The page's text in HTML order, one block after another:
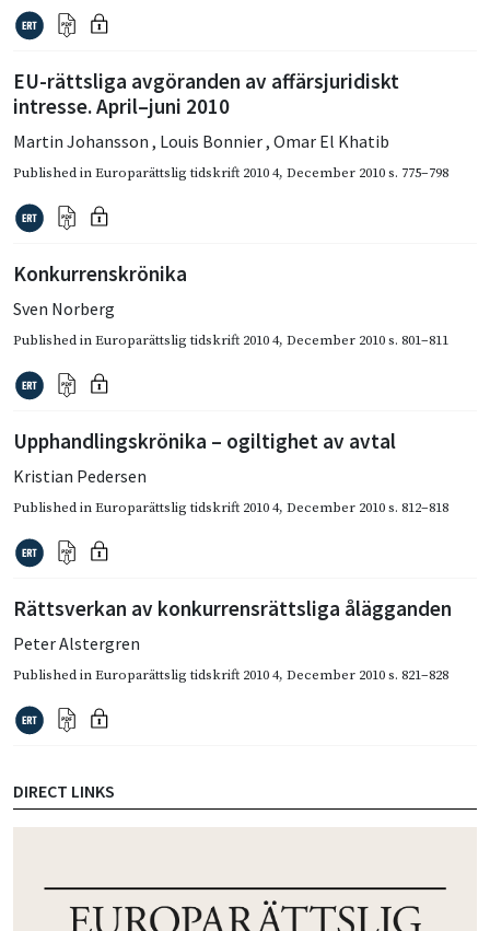
EU-rättsliga avgöranden av affärsjuridiskt
intresse. April–juni 2010
Martin Johansson , Louis Bonnier, Omar El Khatib
Published inEuroparättslig tidskrift 2010 4, December 2010s. 775–798
Konkurrenskrönika
Sven Norberg
Published inEuroparättslig tidskrift 2010 4, December 2010s. 801–811
Upphandlingskrönika – ogiltighet av avtal
Kristian Pedersen
Published inEuroparättslig tidskrift 2010 4, December 2010s. 812–818
Rättsverkan av konkurrensrättsliga ålägganden
Peter Alstergren
Published inEuroparättslig tidskrift 2010 4, December 2010s. 821–828
DIRECT LINKS